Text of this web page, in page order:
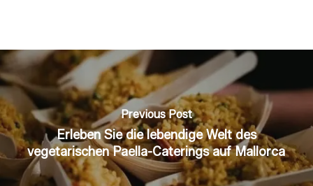
Previous Post
Erleben Sie die lebendige Welt des
vegetarischen Paella-Caterings auf Mallorca